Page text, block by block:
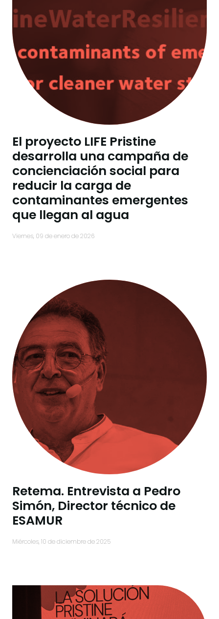
El proyecto LIFE Pristine
desarrolla una campaña de
concienciación social para
reducir la carga de
contaminantes emergentes
que llegan al agua
viernes, 09 de enero de 2026
Retema. Entrevista a Pedro
Simón, Director técnico de
ESAMUR
miércoles, 10 de diciembre de 2025